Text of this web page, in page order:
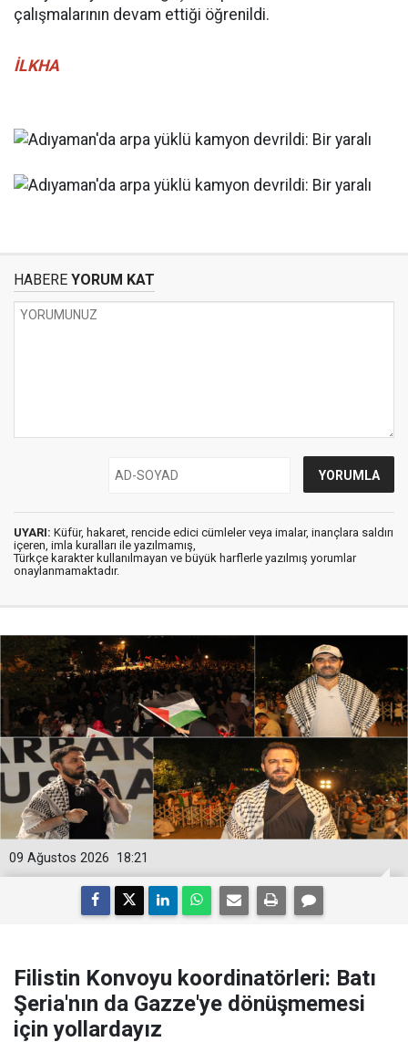
çalışmalarının devam ettiği öğrenildi.
İLKHA
HABERE YORUM KAT
UYARI: Küfür, hakaret, rencide edici cümleler veya imalar, inançlara saldırı
içeren, imla kuralları ile yazılmamış,
Türkçe karakter kullanılmayan ve büyük harflerle yazılmış yorumlar
onaylanmamaktadır.
18:21
09 Ağustos 2026
Filistin Konvoyu koordinatörleri: Batı
Şeria'nın da Gazze'ye dönüşmemesi
için yollardayız